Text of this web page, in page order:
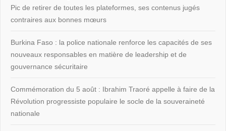
Pic de retirer de toutes les plateformes, ses contenus jugés
contraires aux bonnes mœurs
Burkina Faso : la police nationale renforce les capacités de ses
nouveaux responsables en matière de leadership et de
gouvernance sécuritaire
Commémoration du 5 août : Ibrahim Traoré appelle à faire de la
Révolution progressiste populaire le socle de la souveraineté
nationale